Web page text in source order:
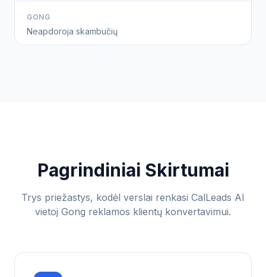
GONG
Neapdoroja skambučių
Pagrindiniai Skirtumai
Trys priežastys, kodėl verslai renkasi CalLeads AI
vietoj Gong reklamos klientų konvertavimui.